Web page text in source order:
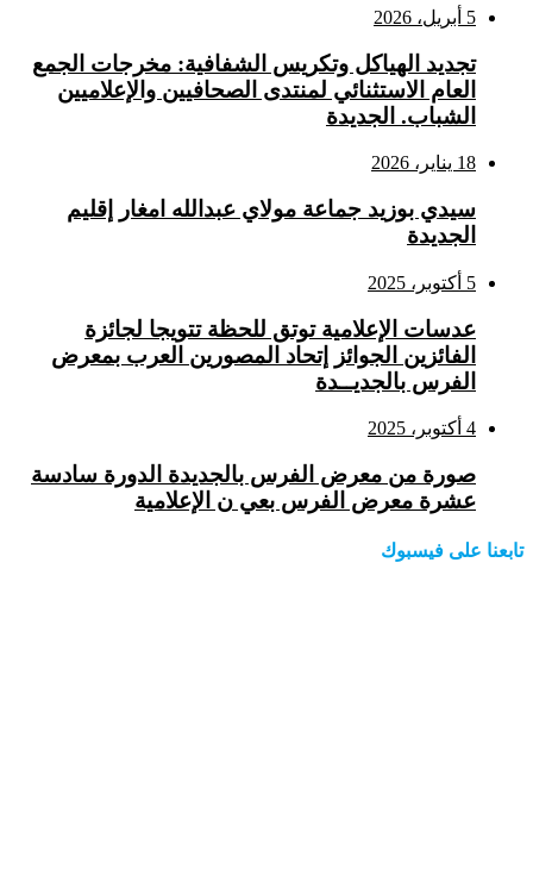
5 أبريل، 2026
تجديد الهياكل وتكريس الشفافية: مخرجات الجمع
العام الاستثنائي لمنتدى الصحافيين والإعلاميين
الشباب. الجديدة
18 يناير، 2026
سيدي بوزيد جماعة مولاي عبدالله امغار إقليم
الجديدة
5 أكتوبر، 2025
عدسات الإعلامية توتق للحظة تتويجا لجائزة
الفائزين الجوائز إتحاد المصورين العرب بمعرض
الفرس بالجديــدة
4 أكتوبر، 2025
صورة من معرض الفرس بالجديدة الدورة سادسة
عشرة معرض الفرس بعي ن الإعلامية
تابعنا على فيسبوك